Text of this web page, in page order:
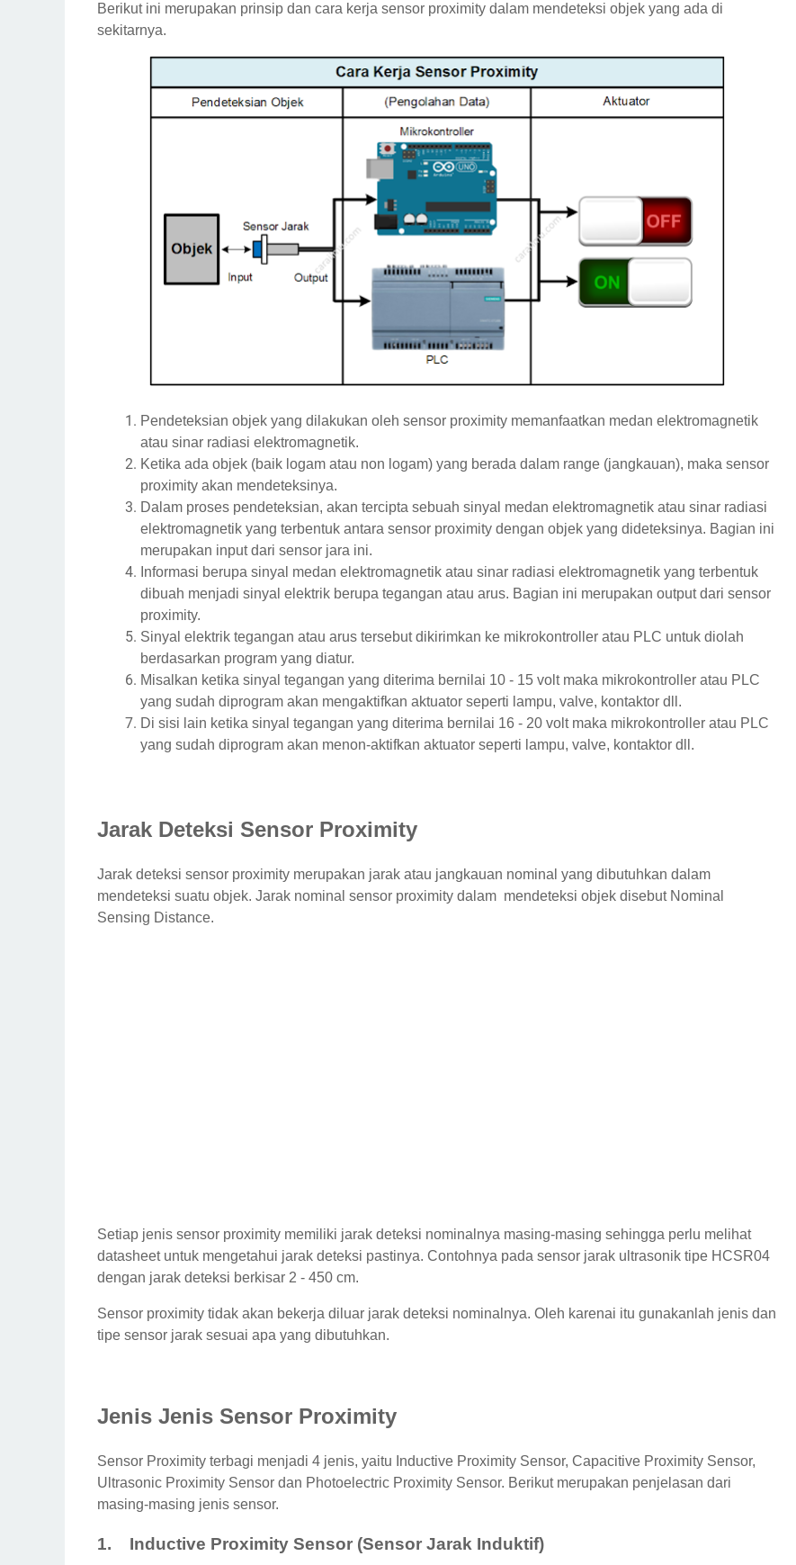
Berikut ini merupakan prinsip dan cara kerja sensor proximity dalam mendeteksi objek yang ada di
sekitarnya.
Pendeteksian objek yang dilakukan oleh sensor proximity memanfaatkan medan elektromagnetik
atau sinar radiasi elektromagnetik.
Ketika ada objek (baik logam atau non logam) yang berada dalam range (jangkauan), maka sensor
proximity akan mendeteksinya.
Dalam proses pendeteksian, akan tercipta sebuah sinyal medan elektromagnetik atau sinar radiasi
elektromagnetik yang terbentuk antara sensor proximity dengan objek yang dideteksinya. Bagian ini
merupakan input dari sensor jara ini.
Informasi berupa sinyal medan elektromagnetik atau sinar radiasi elektromagnetik yang terbentuk
dibuah menjadi sinyal elektrik berupa tegangan atau arus. Bagian ini merupakan output dari sensor
proximity.
Sinyal elektrik tegangan atau arus tersebut dikirimkan ke mikrokontroller atau PLC untuk diolah
berdasarkan program yang diatur.
Misalkan ketika sinyal tegangan yang diterima bernilai 10 - 15 volt maka mikrokontroller atau PLC
yang sudah diprogram akan mengaktifkan aktuator seperti lampu, valve, kontaktor dll.
Di sisi lain ketika sinyal tegangan yang diterima bernilai 16 - 20 volt maka mikrokontroller atau PLC
yang sudah diprogram akan menon-aktifkan aktuator seperti lampu, valve, kontaktor dll.
Jarak Deteksi Sensor Proximity
Jarak deteksi sensor proximity merupakan jarak atau jangkauan nominal yang dibutuhkan dalam
mendeteksi suatu objek. Jarak nominal sensor proximity dalam mendeteksi objek disebut Nominal
Sensing Distance.
Setiap jenis sensor proximity memiliki jarak deteksi nominalnya masing-masing sehingga perlu melihat
datasheet untuk mengetahui jarak deteksi pastinya. Contohnya pada sensor jarak ultrasonik tipe HCSR04
dengan jarak deteksi berkisar 2 - 450 cm.
Sensor proximity tidak akan bekerja diluar jarak deteksi nominalnya. Oleh karenai itu gunakanlah jenis dan
tipe sensor jarak sesuai apa yang dibutuhkan.
Jenis Jenis Sensor Proximity
Sensor Proximity terbagi menjadi 4 jenis, yaitu Inductive Proximity Sensor, Capacitive Proximity Sensor,
Ultrasonic Proximity Sensor dan Photoelectric Proximity Sensor. Berikut merupakan penjelasan dari
masing-masing jenis sensor.
1. Inductive Proximity Sensor (Sensor Jarak Induktif)